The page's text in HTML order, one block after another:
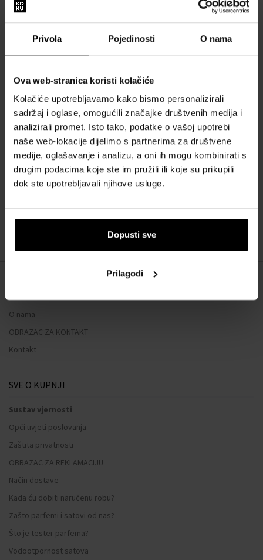
Privola Pojedinosti O nama
Ova web-stranica koristi kolačiće
Kolačiće upotrebljavamo kako bismo personalizirali
sadržaj i oglase, omogućili značajke društvenih medija i
analizirali promet. Isto tako, podatke o vašoj upotrebi
naše web-lokacije dijelimo s partnerima za društvene
medije, oglašavanje i analizu, a oni ih mogu kombinirati s
drugim podacima koje ste im pružili ili koje su prikupili
dok ste upotrebljavali njihove usluge.
Dopusti sve
Prilagodi
Serija proizvođača: Naušnice - Moć Biseri
Boja: Zlatna
Materijal: Srebro 925
Stil: Moda
Težina predmeta: 0.02
Opseg isporuke: Poklon kutija, Pakiranje
O BRENDU
Naš izbor skrojen samo za vas
O nama
OBRAZAC ZA KONTAKT
Kontakt
SVE O KUPNJI
Sustav vjernosti
Opći uvjeti poslovanja
Zaštita privatnosti
OBRAZAC ZA REKLAMACIJU
Način dostave
Kada ću dobiti naručenu robu?
Zašto parfemi i satovi od nas?
Što je tester parfema?
Vodootpornost satova